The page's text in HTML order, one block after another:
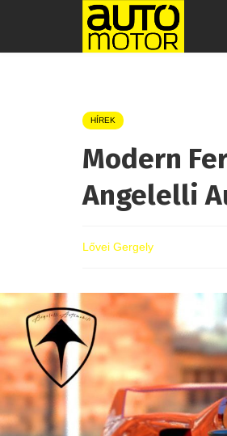
HÍREK
Modern
Angelelli
Lővei Gergely